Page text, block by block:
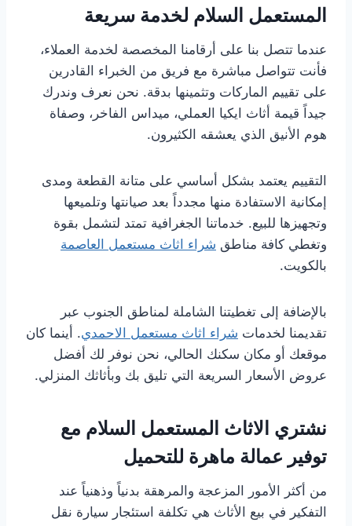
المستعمل السلام لخدمة سريعة
عندما تتصل بنا على أرقامنا المخصصة لخدمة العملاء،
فأنت تتواصل مباشرة مع فريق من الخبراء القادرين
على تقييم الماركات وتثمينها بدقة. نحن نعرف وندرك
جيداً قيمة أثاث ايكيا العملي، ميداس الفاخر، وصفاة
هوم الأنيق الذي يعشقه الكثيرون.
التقييم يعتمد بشكل أساسي على متانة القطعة ومدى
إمكانية الاستفادة منها مجدداً بعد صيانتها وتلميعها
وتجهيزها للبيع. خدماتنا الجغرافية تمتد لتشمل بقوة
وتغطي كافة مناطق شراء اثاث مستعمل العاصمة
بالكويت.
بالإضافة إلى تغطيتنا الشاملة لمناطق الجنوب عبر
تقديمنا لخدمات شراء اثاث مستعمل الاحمدي. أينما كان
موقعك أو مكان سكنك الحالي، نحن نوفر لك أفضل
عروض الأسعار السريعة التي تليق بك وبأثاثك المنزلي.
نشتري الاثاث المستعمل السلام مع
توفير عمالة ماهرة للتحميل
من أكثر الأمور المزعجة والمرهقة بدنياً وذهنياً عند
التفكير في بيع الأثاث هي تكلفة استئجار سيارة نقل